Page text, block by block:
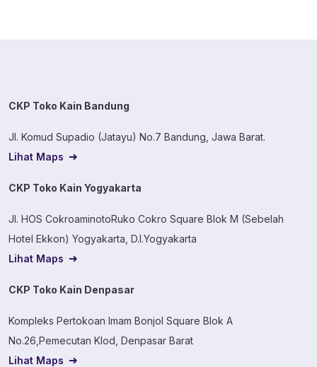
CKP Toko Kain Bandung
Jl. Komud Supadio (Jatayu) No.7 Bandung, Jawa Barat.
Lihat Maps
CKP Toko Kain Yogyakarta
Jl. HOS CokroaminotoRuko Cokro Square Blok M (Sebelah
Hotel Ekkon) Yogyakarta, D.I.Yogyakarta
Lihat Maps
CKP Toko Kain Denpasar
Kompleks Pertokoan Imam Bonjol Square Blok A
No.26,Pemecutan Klod, Denpasar Barat
Lihat Maps